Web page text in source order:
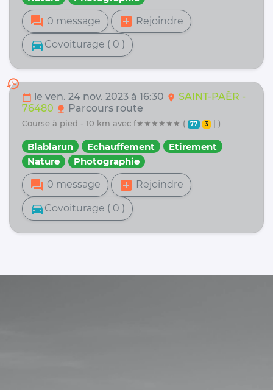
forum 0 message add_box Rejoindre
directions_car Covoiturage ( 0 )
history
calendar_today le ven. 24 nov. 2023 à 16:30 location_on SAINT-PAËR -
76480 nature Parcours route
course à pied - 10 km avec f★★★★★★ ( 77 3 | )
Blablarun Echauffement
Etirement
Nature
Photographie
forum 0 message add_box Rejoindre
directions_car Covoiturage ( 0 )